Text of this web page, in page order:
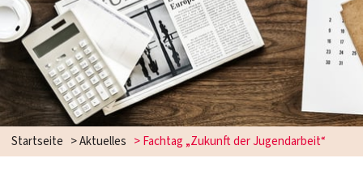
Startseite >Aktuelles >Fachtag „Zukunft der Jugendarbeit“